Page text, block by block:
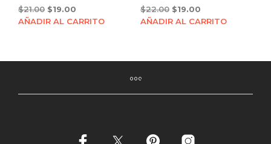
$21.00 Original
price
$19.00
price
AÑADIR AL CARRITO
$22.00 Original
price
$19.00Current
price
AÑADIR AL CARRITO